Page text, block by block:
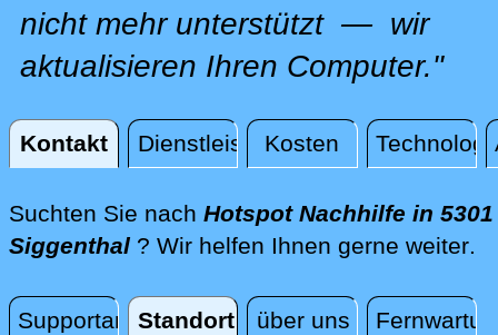
nicht mehr unterstützt — wir
aktualisieren Ihren Computer."
Kontakt Dienstleistungen
Kosten
Kontakt
Suchten Sie nach Hotspot Nachhilfe in
Siggenthal ? Wir helfen Ihnen gerne weiter.
SupportanfrageStandort über uns